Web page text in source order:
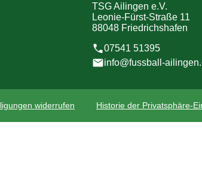
TSG Ailingen e.V.
Leonie-Fürst-Straße 11
88048 Friedrichshafen
07541 51395
info@fussball-
widerrufen Historie der Privatsphäre-